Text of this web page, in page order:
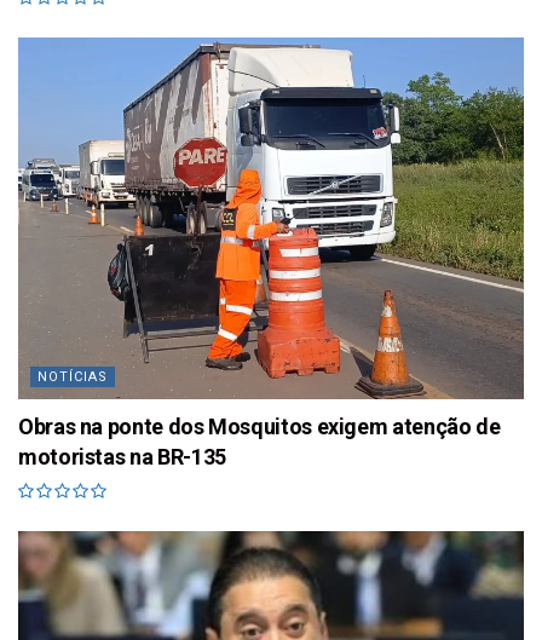
NOTÍCIAS
Obras na ponte dos Mosquitos exigem atenção de
motoristas na BR-135